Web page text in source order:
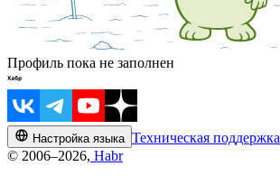
Профиль пока не заполнен
Настройка языка Техническая поддержка
© 2006–2026, Habr